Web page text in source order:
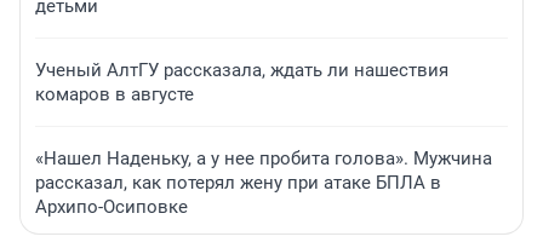
детьми
Ученый АлтГУ рассказала, ждать ли нашествия
комаров в августе
«Нашел Наденьку, а у нее пробита голова». Мужчина
рассказал, как потерял жену при атаке БПЛА в
Архипо-Осиповке